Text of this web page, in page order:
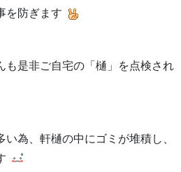
を防ぎます
も是非ご自宅の「樋」を点検され
為、軒樋の中にゴミが堆積し、